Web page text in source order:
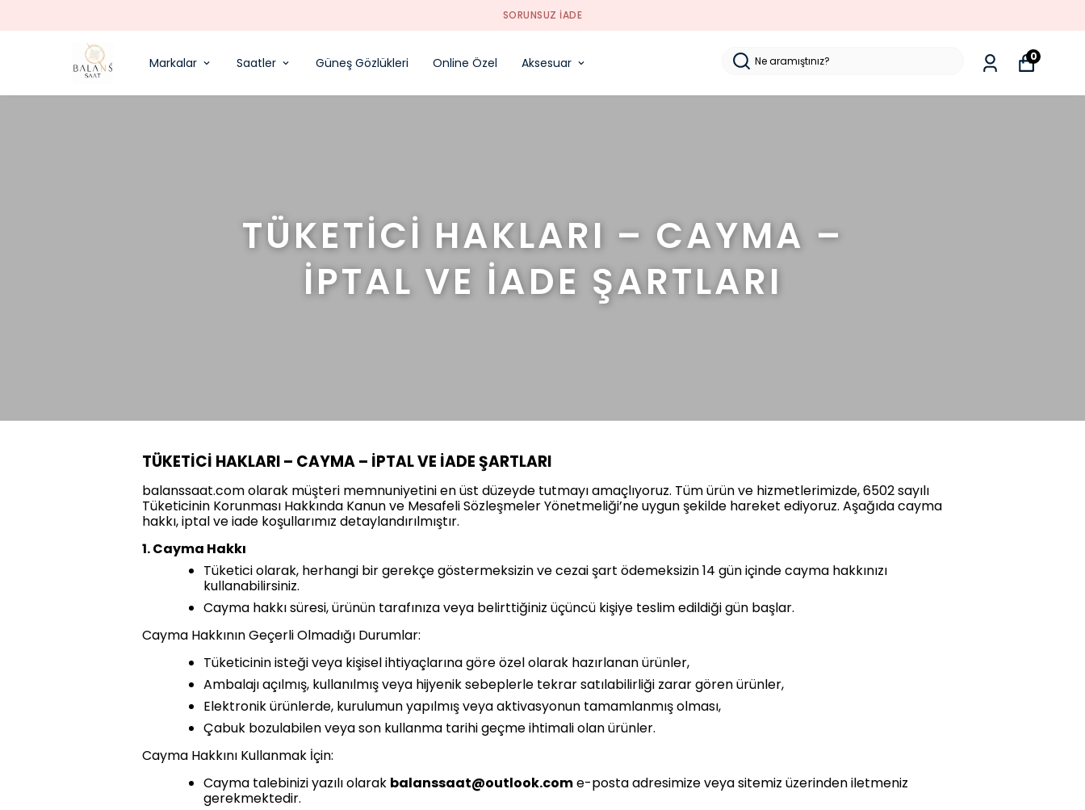
SORUNSUZ İADE
Markalar Saatler Güneş Gözlükleri Online Özel Aksesuar 0
TÜKETİCİ HAKLARI – CAYMA –
İPTAL VE İADE ŞARTLARI
TÜKETİCİ HAKLARI – CAYMA – İPTAL VE İADE ŞARTLARI
balanssaat.com olarak müşteri memnuniyetini en üst düzeyde tutmayı amaçlıyoruz. Tüm ürün ve hizmetlerimizde, 6502 sayılı
Tüketicinin Korunması Hakkında Kanun ve Mesafeli Sözleşmeler Yönetmeliği’ne uygun şekilde hareket ediyoruz. Aşağıda cayma
hakkı, iptal ve iade koşullarımız detaylandırılmıştır.
1. Cayma Hakkı
Tüketici olarak, herhangi bir gerekçe göstermeksizin ve cezai şart ödemeksizin 14 gün içinde cayma hakkınızı
kullanabilirsiniz.
Cayma hakkı süresi, ürünün tarafınıza veya belirttiğiniz üçüncü kişiye teslim edildiği gün başlar.
Cayma Hakkının Geçerli Olmadığı Durumlar:
Tüketicinin isteği veya kişisel ihtiyaçlarına göre özel olarak hazırlanan ürünler,
Ambalajı açılmış, kullanılmış veya hijyenik sebeplerle tekrar satılabilirliği zarar gören ürünler,
Elektronik ürünlerde, kurulumun yapılmış veya aktivasyonun tamamlanmış olması,
Çabuk bozulabilen veya son kullanma tarihi geçme ihtimali olan ürünler.
Cayma Hakkını Kullanmak İçin:
Cayma talebinizi yazılı olarak balanssaat@outlook.come-posta adresimize veya sitemiz üzerinden iletmeniz
gerekmektedir.